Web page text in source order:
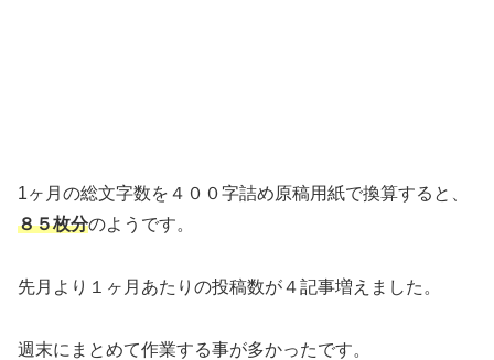
1ヶ月の総文字数を４００字詰め原稿用紙で換算すると、
８５枚分のようです。
先月より１ヶ月あたりの投稿数が４記事増えました。
週末にまとめて作業する事が多かったです。